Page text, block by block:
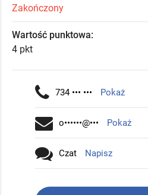
Zakończony
Wartość punktowa:
4 pkt
734 ••• ••• Pokaż
o••••••@••• Pokaż
Czat Napisz